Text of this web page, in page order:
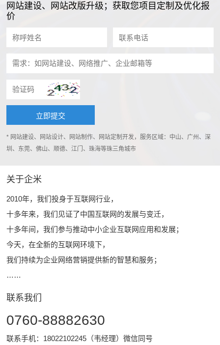
网站建设、网站改版升级；获取您项目定制及优化报
价
* 网站建设、网站设计、网站制作、网站定制开发，服务区域：中山、广州、深
圳、东莞、佛山、顺德、江门、珠海等珠三角城市
关于企米
2010年，我们投身于互联网行业，
十多年来，我们见证了中国互联网的发展与变迁，
十多年间，我们参与推动中小企业互联网应用和发展；
今天，在全新的互联网环境下，
我们持续为企业网络营销提供新的智慧和服务；
……
联系我们
0760-88882630
联系手机：18022102245（韦经理）微信同号